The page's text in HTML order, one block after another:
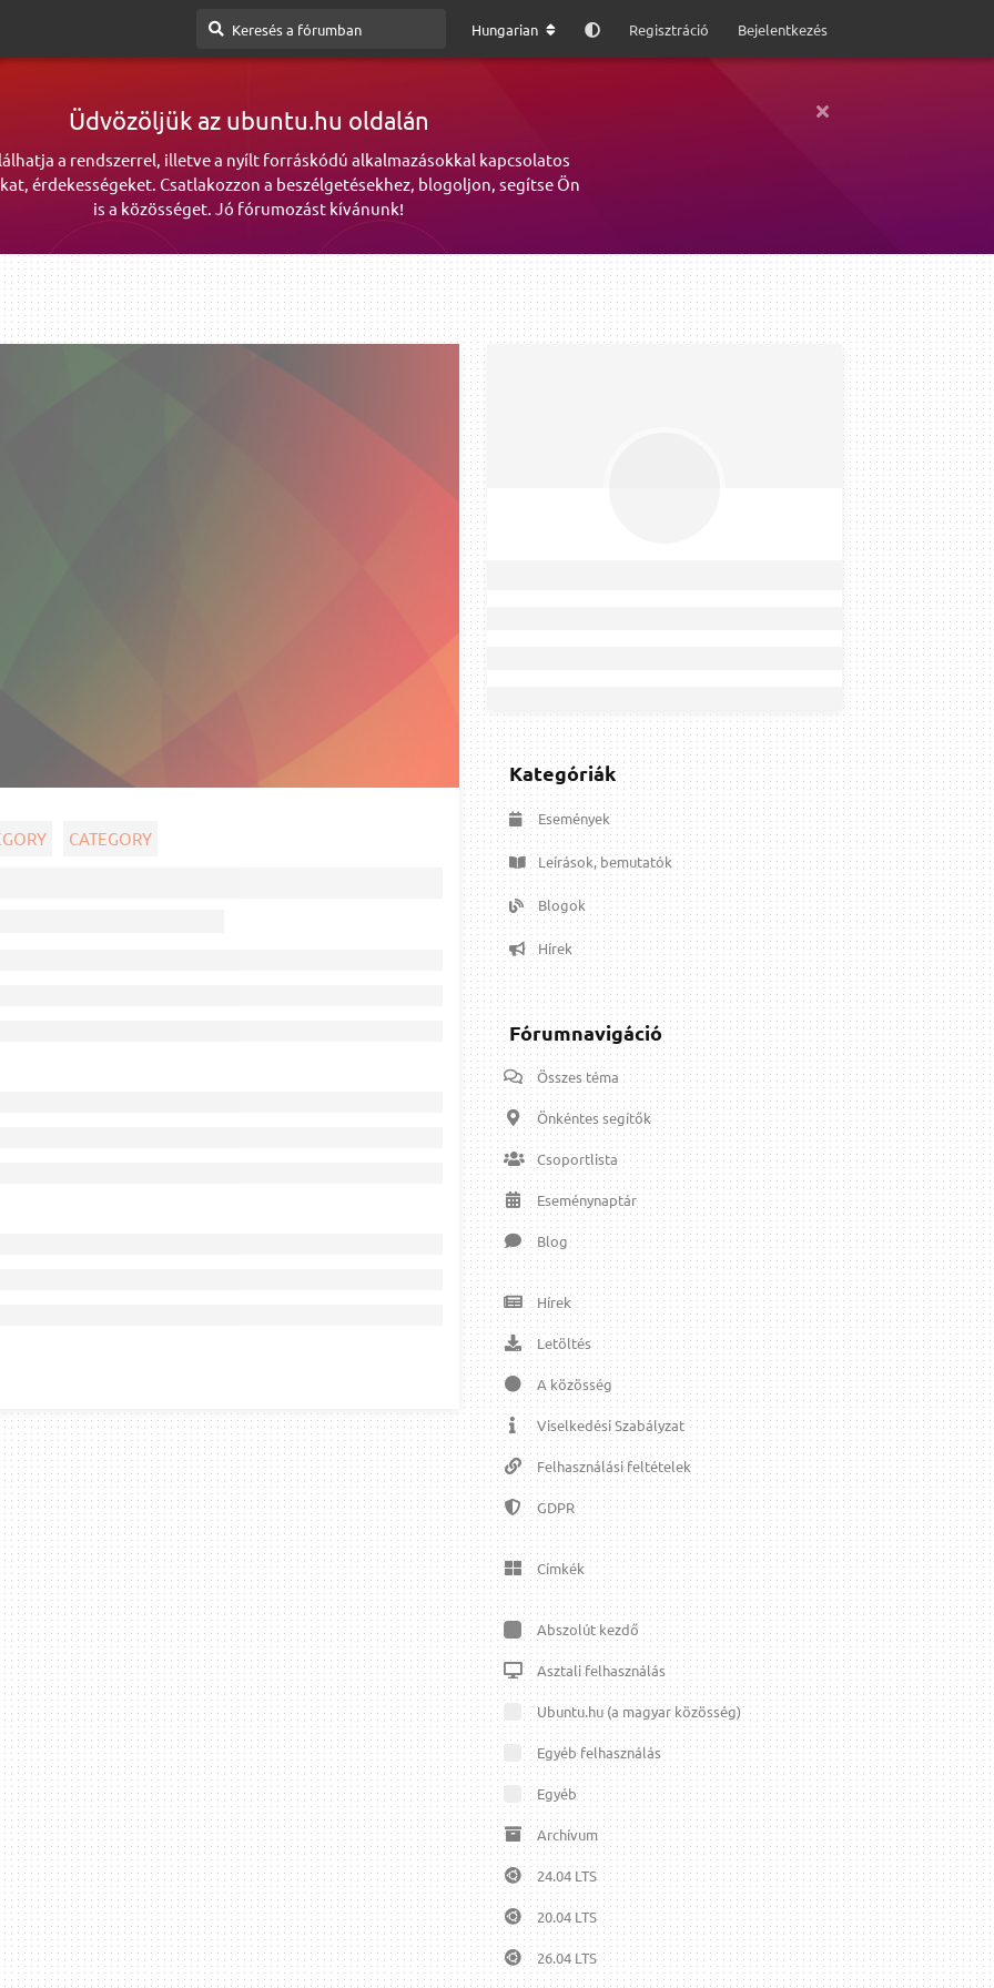
Hungarian Regisztráció Bejelentkezés
Üdvözöljük az ubuntu.hu oldalán
a rendszerrel, illetve a nyílt forráskódú alkalmazásokkal kapcsolatos
érdekességeket. Csatlakozzon a beszélgetésekhez, blogoljon, segítse Ön
is a közösséget. Jó fórumozást kívánunk!
CATEGORY
Kategóriák
Események
Leírások, bemutatók
Blogok
Hírek
Fórumnavigáció
Összes téma
Önkéntes segítők
Csoportlista
Eseménynaptár
Blog
Hírek
Letöltés
A közösség
Viselkedési Szabályzat
Felhasználási feltételek
GDPR
Címkék
Abszolút kezdő
Asztali felhasználás
Ubuntu.hu (a magyar közösség)
Egyéb felhasználás
Egyéb
Archívum
24.04 LTS
20.04 LTS
26.04 LTS